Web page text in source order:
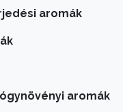
aromák
aromák